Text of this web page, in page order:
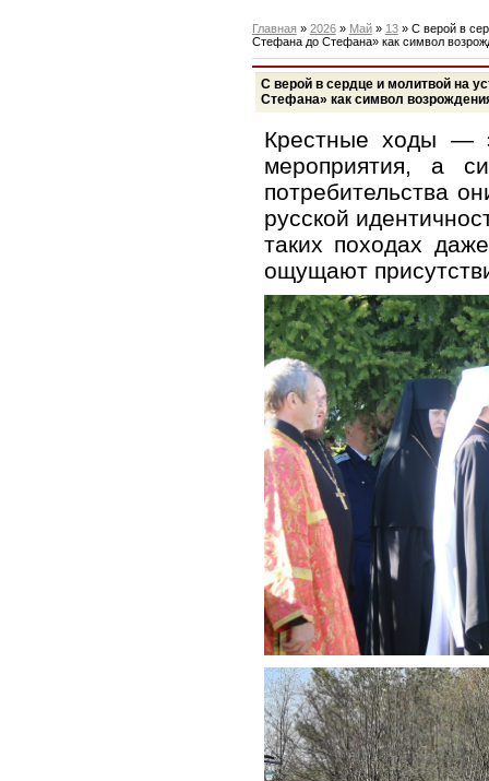
Главная » 2026 » Май » 13» С верой в
Стефана до Стефана» как символ
С верой в сердце и молитвой на
Стефана» как символ
Крестные ходы —
мероприятия, а
потребительства
русской
таких походах
ощущают